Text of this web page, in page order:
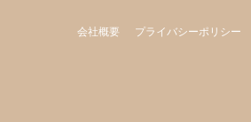
会社概要 プライバシーポリシー